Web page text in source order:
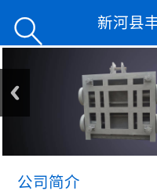
 新河县
公司简介